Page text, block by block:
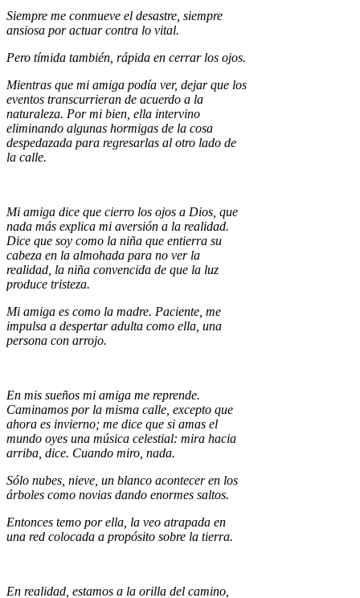
Siempre me conmueve el desastre, siempre
ansiosa por actuar contra lo vital.
Pero tímida también, rápida en cerrar los ojos.
Mientras que mi amiga podía ver, dejar que los
eventos transcurrieran de acuerdo a la
naturaleza. Por mi bien, ella intervino
eliminando algunas hormigas de la cosa
despedazada para regresarlas al otro lado de
la calle.
Mi amiga dice que cierro los ojos a Dios, que
nada más explica mi aversión a la realidad.
Dice que soy como la niña que entierra su
cabeza en la almohada para no ver la
realidad, la niña convencida de que la luz
produce tristeza.
Mi amiga es como la madre. Paciente, me
impulsa a despertar adulta como ella, una
persona con arrojo.
En mis sueños mi amiga me reprende.
Caminamos por la misma calle, excepto que
ahora es invierno; me dice que si amas el
mundo oyes una música celestial: mira hacia
arriba, dice. Cuando miro, nada.
Sólo nubes, nieve, un blanco acontecer en los
árboles como novias dando enormes saltos.
Entonces temo por ella, la veo atrapada en
una red colocada a propósito sobre la tierra.
En realidad, estamos a la orilla del camino,